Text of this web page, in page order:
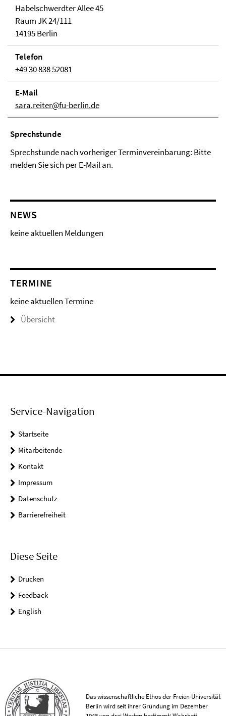
Habelschwerdter Allee 45
Raum JK 24/111
14195 Berlin
Telefon
+49 30 838 52081
E-Mail
sara.reiter@fu-berlin.de
Sprechstunde
Sprechstunde nach vorheriger Terminvereinbarung: Bitte
melden Sie sich per E-Mail an.
NEWS
keine aktuellen Meldungen
TERMINE
keine aktuellen Termine
Übersicht
Service-Navigation
Startseite
Mitarbeitende
Kontakt
Impressum
Datenschutz
Barrierefreiheit
Diese Seite
Drucken
Feedback
English
Das wissenschaftliche Ethos der Freien Universität
Berlin wird seit ihrer Gründung im Dezember